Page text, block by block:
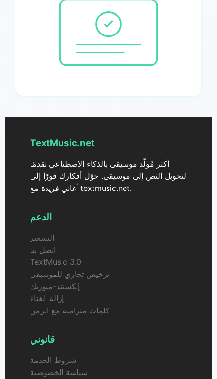
TextMusic.net
أكثر مُولّد موسيقى بالذكاء الاصطناعي تقدمًا
لتحويل النص إلى موسيقى. حوّل أفكارك فورًا إلى
أغاني فريدة مع textmusic.net.
الدعم
التسعير
اتصل بنا
TextMusic 3.0
ترخيص تجاري للموسيقى
إيكستند-ميوزيك
إزالة الغناء
كلمات متزامنة مع الزمن
قانوني
شروط الخدمة
سياسة الخصوصية